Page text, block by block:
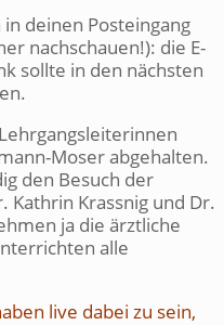
in deinen Posteingang
nachschauen!): die E-
sollte in den nächsten
Moser abgehalten.
den Besuch der
Krassnig und Dr.
ja die ärztliche
alle
live dabei zu sein,